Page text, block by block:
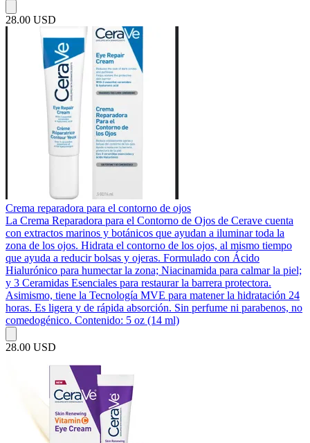
28.00 USD
Crema reparadora para el contorno de ojos
La Crema Reparadora para el Contorno de Ojos de Cerave cuenta
con extractos marinos y botánicos que ayudan a iluminar toda la
zona de los ojos. Hidrata el contorno de los ojos, al mismo tiempo
que ayuda a reducir bolsas y ojeras. Formulado con Ácido
Hialurónico para humectar la zona; Niacinamida para calmar la piel;
y 3 Ceramidas Esenciales para restaurar la barrera protectora.
Asimismo, tiene la Tecnología MVE para matener la hidratación 24
horas. Es ligera y de rápida absorción. Sin perfume ni parabenos, no
comedogénico. Contenido: 5 oz (14 ml)
28.00 USD